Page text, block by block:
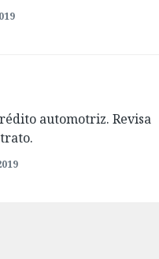
automotriz. Revisa